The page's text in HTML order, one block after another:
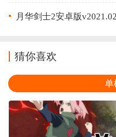
月华剑士2安卓版
猜你喜欢
单